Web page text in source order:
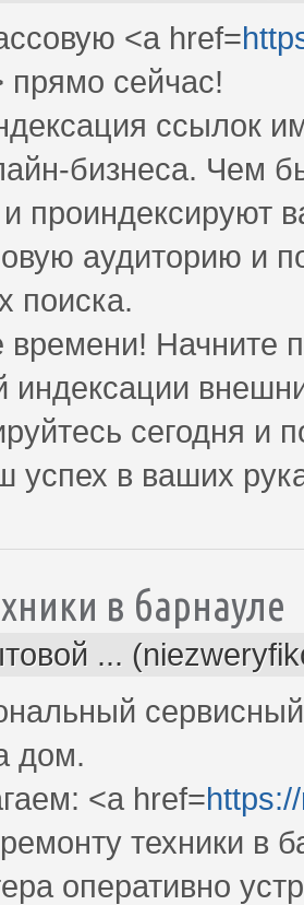
<a href=
прямо cейчас!
ссылок
бизнеса. Чем
проиндексируют
аудиторию и
поиска.
времени! Начните
индексации
сегодня и
успех в ваших
в барнауле
...
дом.
<a href=
техники в
оперативно